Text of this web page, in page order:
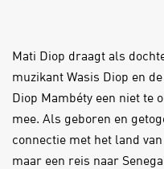
Mati Diop draagt als
muzikant Wasis Diop en
Diop Mambéty een niet te
mee. Als geboren en
connectie met het land
maar een reis naar